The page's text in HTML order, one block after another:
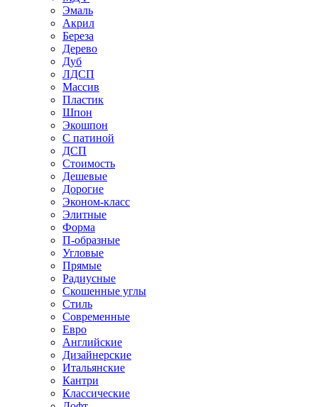
Эмаль
Акрил
Береза
Дерево
Дуб
ЛДСП
Массив
Пластик
Шпон
Экошпон
С патиной
ДСП
Стоимость
Дешевые
Дорогие
Эконом-класс
Элитные
Форма
П-образные
Угловые
Прямые
Радиусные
Скошенные углы
Стиль
Современные
Евро
Английские
Дизайнерские
Итальянские
Кантри
Классические